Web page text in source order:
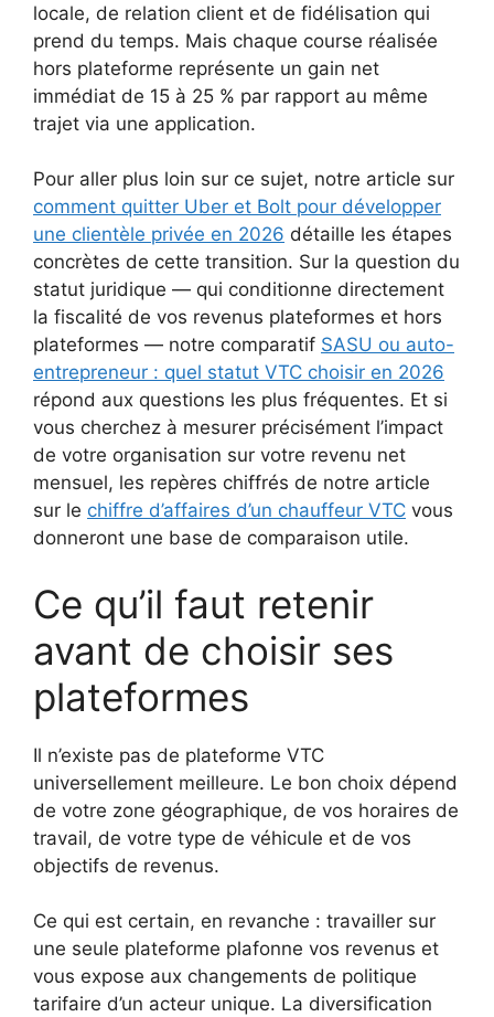
locale, de relation client et de fidélisation qui
prend du temps. Mais chaque course réalisée
hors plateforme représente un gain net
immédiat de 15 à 25 % par rapport au même
trajet via une application.
Pour aller plus loin sur ce sujet, notre article sur
comment quitter Uber et Bolt pour développer
une clientèle privée en 2026 détaille les étapes
concrètes de cette transition. Sur la question du
statut juridique — qui conditionne directement
la fiscalité de vos revenus plateformes et hors
plateformes — notre comparatif SASU ou auto-
entrepreneur : quel statut VTC choisir en 2026
répond aux questions les plus fréquentes. Et si
vous cherchez à mesurer précisément l’impact
de votre organisation sur votre revenu net
mensuel, les repères chiffrés de notre article
sur le chiffre d’affaires d’un chauffeur VTC vous
donneront une base de comparaison utile.
Ce qu’il faut retenir
avant de choisir ses
plateformes
Il n’existe pas de plateforme VTC
universellement meilleure. Le bon choix dépend
de votre zone géographique, de vos horaires de
travail, de votre type de véhicule et de vos
objectifs de revenus.
Ce qui est certain, en revanche : travailler sur
une seule plateforme plafonne vos revenus et
vous expose aux changements de politique
tarifaire d’un acteur unique. La diversification